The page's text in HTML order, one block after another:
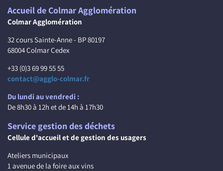
Accueil de Colmar Agglomération
Colmar Agglomération
32 cours Sainte-Anne - BP 80197
68004 Colmar Cedex
+33 (0)3 69 99 55 55
contact@agglo-colmar.fr
Du lundi au vendredi :
De 8h30 à 12h et de 14h à 17h30
Service gestion des déchets
Cellule d'accueil et de gestion des usagers
Ateliers municipaux
1 avenue de la foire aux vins